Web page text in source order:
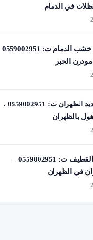
في الدمام
تركيب برجولات خشب الدمام ت: 0559002951
الخبر
تركيب سواتر حديد الظهران ت: 0559002951 ،
بالظهران
مظلات خرانات القطيف ت: 0559002951 –
في الظهران